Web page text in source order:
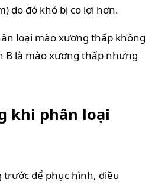
do đó khó bị co lợi hơn.
loại mào xương thấp không
B là mào xương thấp nhưng
khi phân loại
trước để phục hình, điều